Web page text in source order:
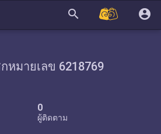
search account_circle
หมายเลข 6218769
0
ผู้ติดตาม